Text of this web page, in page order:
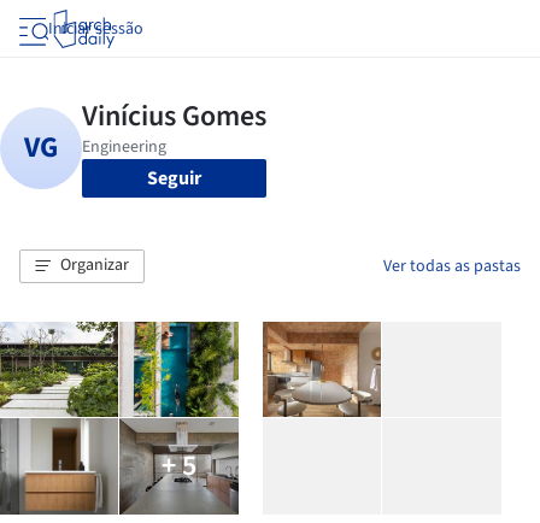
Iniciar sessão
Seguir
Organizar Ver todas as pastas
+ 5